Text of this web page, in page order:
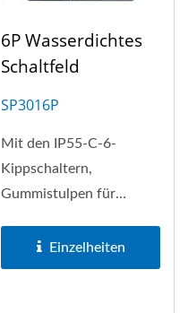
6P Wasserdichtes
Schaltfeld
SP3016P
Mit den IP55-C-6-
Kippschaltern,
Gummistulpen für
robusten
Aluminiumfront...
Einzelheiten